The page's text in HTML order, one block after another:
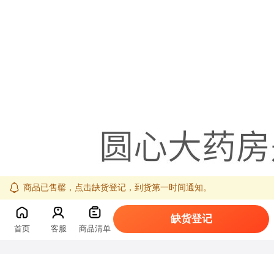
商品已售罄，点击缺货登记，到货第一时间通知。
首页 客服 商品清单
缺货登记